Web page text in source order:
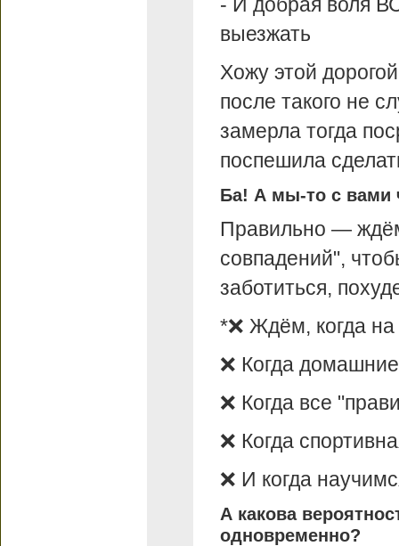
выезжать
Хожу этой
после такого не
замерла тогда
поспешила
Ба! А мы-то с вами
Правильно —
совпадений",
заботиться,
*❌ Ждём, когда
❌ Когда
❌ Когда все
❌ Когда
❌ И когда
А какова
одновременно?